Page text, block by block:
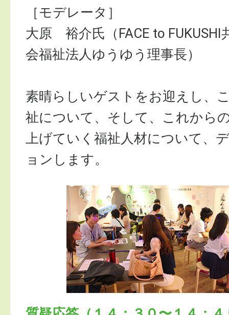
［モデレータ］
大原 裕介氏（FACE to FUKUSHI
会福祉法人ゆうゆう理事長）
素晴らしいゲストをお迎えし、
祉について、そして、これから
上げていく福祉人材について、
ョンします。